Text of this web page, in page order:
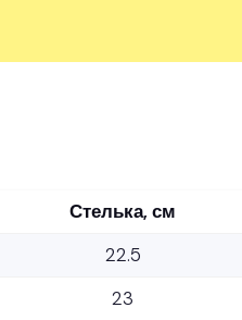
Стелька, см
22.5
23